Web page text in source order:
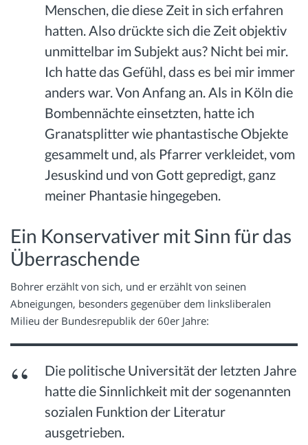
Menschen, die diese Zeit in sich erfahren
hatten. Also drückte sich die Zeit objektiv
unmittelbar im Subjekt aus? Nicht bei mir.
Ich hatte das Gefühl, dass es bei mir immer
anders war. Von Anfang an. Als in Köln die
Bombennächte einsetzten, hatte ich
Granatsplitter wie phantastische Objekte
gesammelt und, als Pfarrer verkleidet, vom
Jesuskind und von Gott gepredigt, ganz
meiner Phantasie hingegeben.
Ein Konservativer mit Sinn für das
Überraschende
Bohrer erzählt von sich, und er erzählt von seinen
Abneigungen, besonders gegenüber dem linksliberalen
Milieu der Bundesrepublik der 60er Jahre:
Die politische Universität der letzten Jahre
hatte die Sinnlichkeit mit der sogenannten
sozialen Funktion der Literatur
ausgetrieben.